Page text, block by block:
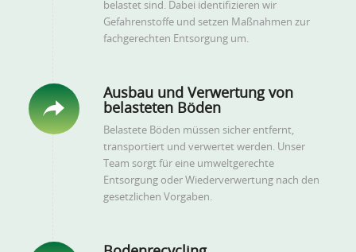
belastet sind. Dabei identifizieren wir
Gefahrenstoffe und setzen Maßnahmen zur
fachgerechten Entsorgung um.
Ausbau und Verwertung von
belasteten Böden
Belastete Böden müssen sicher entfernt,
transportiert und verwertet werden. Unser
Team sorgt für eine umweltgerechte
Entsorgung oder Wiederverwertung nach den
gesetzlichen Vorgaben.